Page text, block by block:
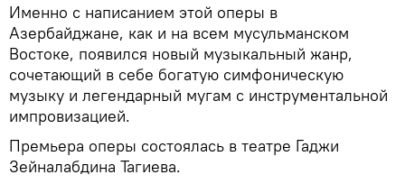
Именно с написанием этой оперы в
Азербайджане, как и на всем мусульманском
Востоке, появился новый музыкальный жанр,
сочетающий в себе богатую симфоническую
музыку и легендарный мугам с инструментальной
импровизацией.
Премьера оперы состоялась в театре Гаджи
Зейналабдина Тагиева.